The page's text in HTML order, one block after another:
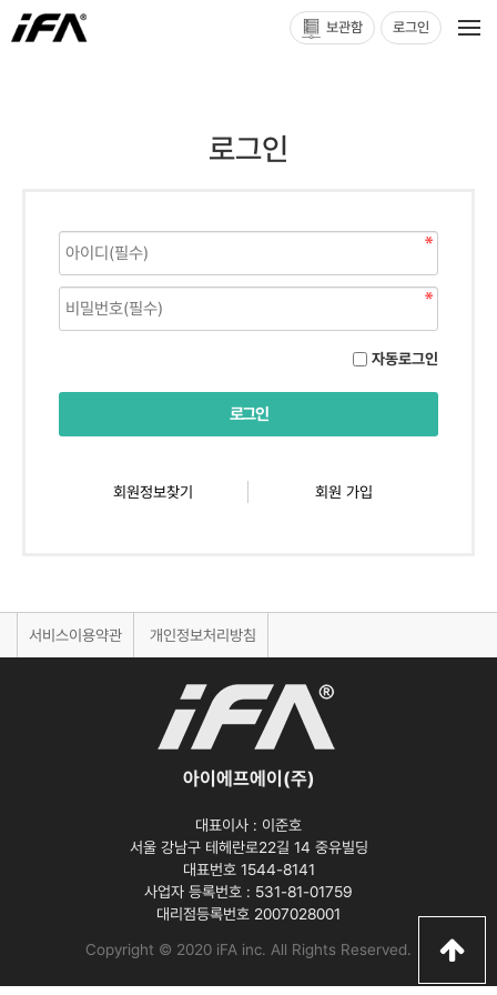
보관함 로그인
로그인
자동로그인
회원정보찾기 회원 가입
서비스이용약관 개인정보처리방침
아이에프에이(주)
대표이사 : 이준호
서울 강남구 테헤란로22길 14 중유빌딩
대표번호 1544-8141
사업자 등록번호 : 531-81-01759
대리점등록번호 2007028001
Copyright © 2020 iFA inc. All Rights Reserved.